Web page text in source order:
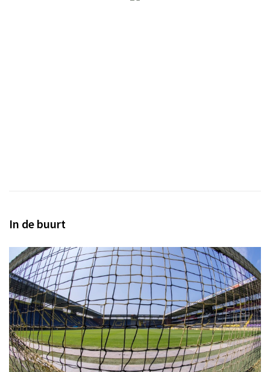
In de buurt